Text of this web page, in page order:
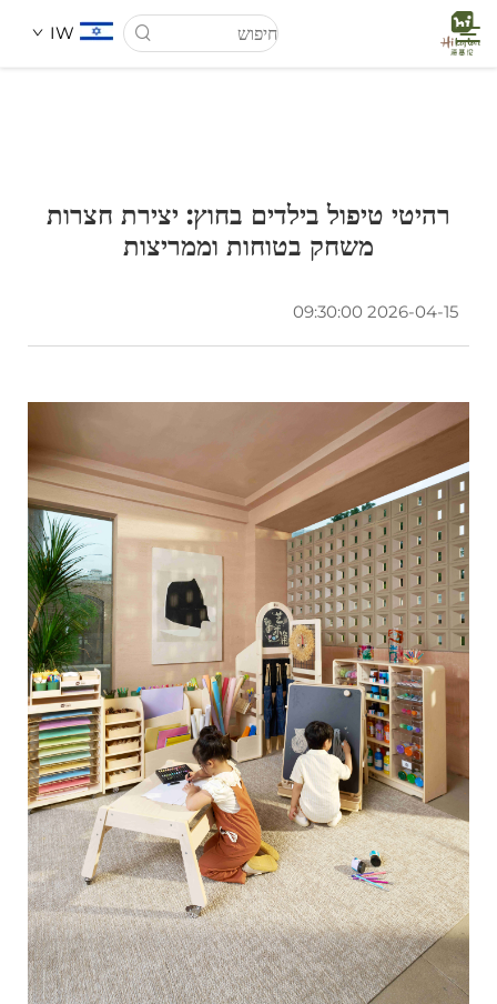
IW
עַל אָמַת
חֲדָשִים
מקרים
הורדה
לְהִתְחַבֵּר אֵלֵינוּ
בְּלוֹגִים
רהיטי טיפול בילדים בחוץ: יצירת חצרות
משחק בטוחות וממריצות
2026-04-15 09:30:00